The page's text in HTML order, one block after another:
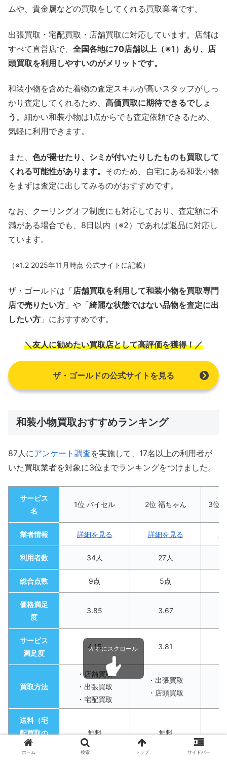
ムや、貴金属などの買取をしてくれる買取業者です。
出張買取・宅配買取・店舗買取に対応しています。店舗は
すべて直営店で、 全国各地に70店舗以上（※1）あり、店
頭買取を利用しやすいのがメリットです。
和装小物を含めた着物の査定スキルが高いスタッフがしっ
かり査定してくれるため、 高価買取に期待できるでしょ
う 。細かい和装小物は1点からでも査定依頼できるため、
気軽に利用できます。
また、 色が褪せたり、シミが付いたりしたものも買取して
くれる可能性があります。 そのため、自宅にある和装小物
をまずは査定に出してみるのがおすすめです。
なお、クーリングオフ制度にも対応しており、査定額に不
満がある場合でも、8日以内（※2）であれば返品に対応し
ています。
（※1.2 2025年11月時点 公式サイトに記載）
ザ・ゴールドは「店舗買取を利用して和装小物を買取専門
店で売りたい方 」や「綺麗な状態ではない品物を査定に出
したい方 」におすすめです。
＼友人に勧めたい買取店として高評価を獲得！／
ザ・ゴールドの公式サイトを見る
和装小物買取おすすめランキング
87人にアンケート調査を実施して、17名以上の利用者が
いた買取業者を対象に3位までランキングをつけました。
サービス
名
1位 バイセル 2位 福ちゃん 3位
業者情報 詳細を見る 詳細を見る
利用者数 34人 27人
総合点数 9点 5点
価格満足
度
3.85 3.67
サービス
満足度
4.15 3.81
買取方法
・店舗買取
・出張買取
・宅配買取
・出張買取
・店頭買取
送料（宅
配買取の
場合）
無料 無料
ホーム 検索 トップ サイドバー